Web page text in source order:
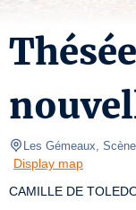
Les Gémeaux,
Display map
CAMILLE DE